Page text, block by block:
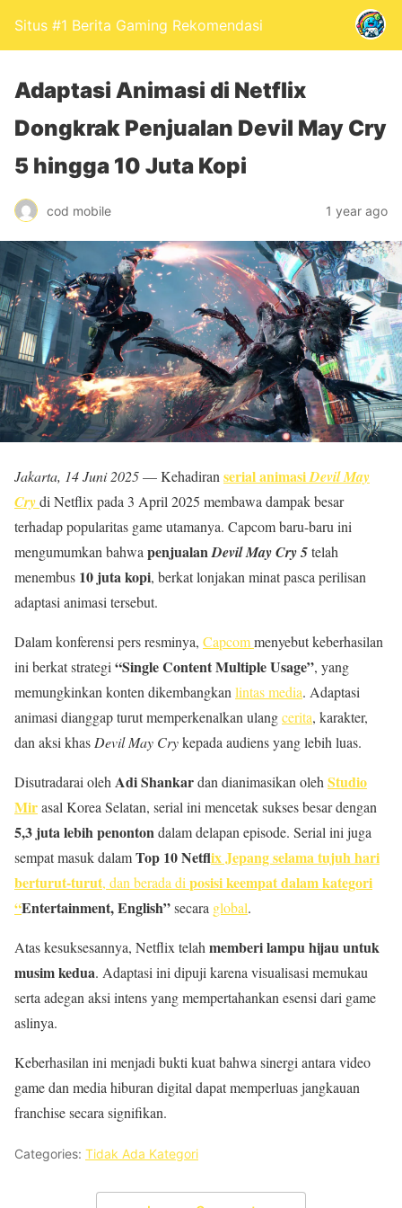
Situs #1 Berita Gaming Rekomendasi
Adaptasi Animasi di Netflix
Dongkrak Penjualan Devil May Cry
5 hingga 10 Juta Kopi
cod mobile 1 year ago
Jakarta, 14 Juni 2025— Kehadiran serial animasiDevil May
Crydi Netflix pada 3 April 2025 membawa dampak besar
terhadap popularitas game utamanya. Capcom baru-baru ini
mengumumkan bahwa penjualanDevil May Cry 5telah
menembus 10 juta kopi, berkat lonjakan minat pasca perilisan
adaptasi animasi tersebut.
Dalam konferensi pers resminya, Capcommenyebut keberhasilan
ini berkat strategi “Single Content Multiple Usage”, yang
memungkinkan konten dikembangkan lintas media. Adaptasi
animasi dianggap turut memperkenalkan ulangcerita, karakter,
dan aksi khas Devil May Crykepada audiens yang lebih luas.
Disutradarai oleh Adi Shankardan dianimasikan oleh Studio
Mirasal Korea Selatan, serial ini mencetak sukses besar dengan
5,3 juta lebih penontondalam delapan episode. Serial ini juga
sempat masuk dalamTop 10 Netflix Jepang selama tujuh hari
berturut-turut, dan berada di posisi keempat dalam kategori
“Entertainment, English”secara global.
Atas kesuksesannya, Netflix telah memberi lampu hijau untuk
musim kedua. Adaptasi ini dipuji karena visualisasi memukau
serta adegan aksi intens yang mempertahankan esensi dari game
aslinya.
Keberhasilan ini menjadi bukti kuat bahwa sinergi antara video
game dan media hiburan digital dapat memperluas jangkauan
franchise secara signifikan.
Categories: Tidak Ada Kategori